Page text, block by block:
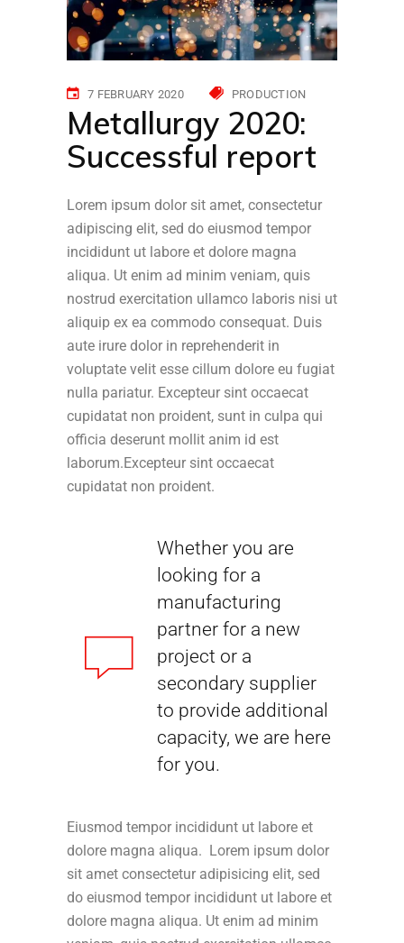
7 FEBRUARY 2020 PRODUCTION
Metallurgy 2020:
Successful report
Lorem ipsum dolor sit amet, consectetur
adipiscing elit, sed do eiusmod tempor
incididunt ut labore et dolore magna
aliqua. Ut enim ad minim veniam, quis
nostrud exercitation ullamco laboris nisi ut
aliquip ex ea commodo consequat. Duis
aute irure dolor in reprehenderit in
voluptate velit esse cillum dolore eu fugiat
nulla pariatur. Excepteur sint occaecat
cupidatat non proident, sunt in culpa qui
officia deserunt mollit anim id est
laborum.Excepteur sint occaecat
cupidatat non proident.
Whether you are
looking for a
manufacturing
partner for a new
project or a
secondary supplier
to provide additional
capacity, we are here
for you.
Eiusmod tempor incididunt ut labore et
dolore magna aliqua. Lorem ipsum dolor
sit amet consectetur adipisicing elit, sed
do eiusmod tempor incididunt ut labore et
dolore magna aliqua. Ut enim ad minim